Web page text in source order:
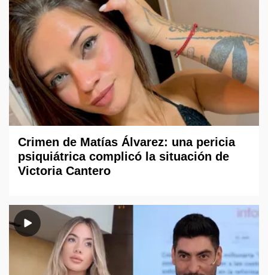
Crimen de Matías Álvarez: una pericia
psiquiátrica complicó la situación de
Victoria Cantero